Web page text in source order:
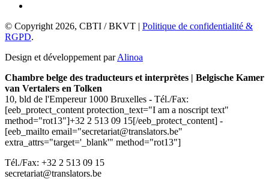
© Copyright 2026, CBTI / BKVT | Politique de confidentialité &
RGPD.
Design et développement parAlinoa
Chambre belge des traducteurs et interprètes | Belgische Kamer
van Vertalers en Tolken
10, bld de l'Empereur 1000 Bruxelles - Tél./Fax:
[eeb_protect_content protection_text="I am a noscript text"
method="rot13"]+32 2 513 09 15[/eeb_protect_content] -
[eeb_mailto email="secretariat@translators.be"
extra_attrs="target='_blank'" method="rot13"]
Tél./Fax: +32 2 513 09 15
secretariat@translators.be